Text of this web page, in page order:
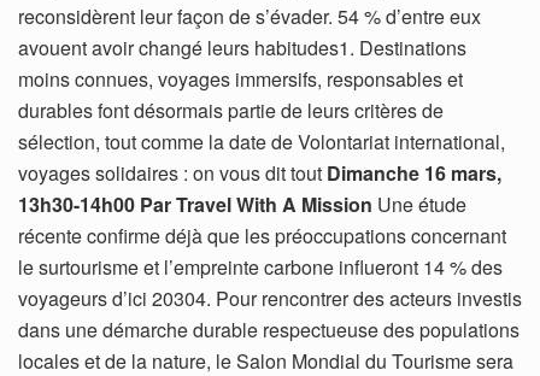
reconsidèrent leur façon de s’évader. 54 % d’entre eux
avouent avoir changé leurs habitudes1. Destinations
moins connues, voyages immersifs, responsables et
durables font désormais partie de leurs critères de
sélection, tout comme la date de Volontariat international,
voyages solidaires : on vous dit tout Dimanche 16 mars,
13h30-14h00 Par Travel With A Mission Une étude
récente confirme déjà que les préoccupations concernant
le surtourisme et l’empreinte carbone influeront 14 % des
voyageurs d’ici 20304. Pour rencontrer des acteurs investis
dans une démarche durable respectueuse des populations
locales et de la nature, le Salon Mondial du Tourisme sera